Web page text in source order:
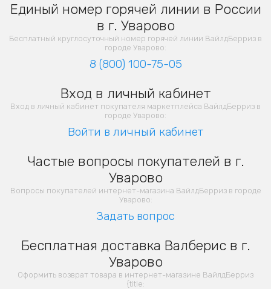
Единый номер горячей линии в России
в г. Уварово
Бесплатный круглосуточный номер горячей линии ВайлдБерриз в
городе Уварово:
8 (800) 100-75-05
Вход в личный кабинет
Вход в личный кабинет покупателя маркетплейса ВайлдБерриз в
городе Уварово:
Войти в личный кабинет
Частые вопросы покупателей в г.
Уварово
Вопросы покупателей интернет-магазина ВайлдБерриз в городе
Уварово:
Задать вопрос
Бесплатная доставка Валберис в г.
Уварово
Оформить возврат товара в интернет-магазине ВайлдБерриз
{title: